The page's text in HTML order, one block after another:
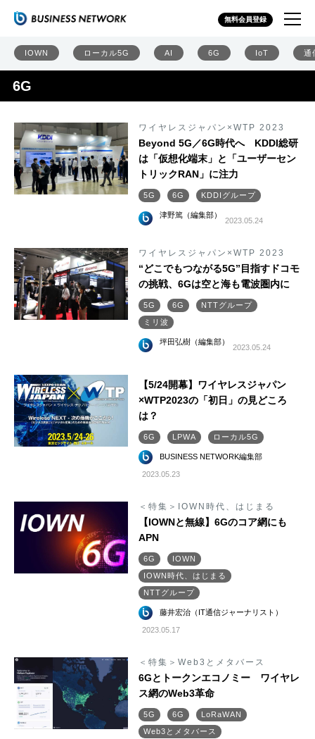
無料会員登録
IOWN ローカル5G AI 6G IoT 通
6G
ワイヤレスジャパン×WTP 2023
Beyond 5G／6G時代へ KDDI総研
は「仮想化端末」と「ユーザーセン
トリックRAN」に注力
5G 6G KDDIグループ
津野篤（編集部）
2023.05.24
ワイヤレスジャパン×WTP 2023
“どこでもつながる5G”目指すドコモ
の挑戦、6Gは空と海も電波圏内に
5G 6G
NTTグループ
ミリ波
坪田弘樹（編集部）
2023.05.24
【5/24開幕】ワイヤレスジャパン
×WTP2023の「初日」の見どころ
は？
6G LPWA ローカル5G
BUSINESS NETWORK編集部
2023.05.23
＜特集＞IOWN時代、はじまる
【IOWNと無線】6Gのコア網にも
APN
6G
IOWN
IOWN時代、はじまる
NTTグループ
藤井宏治（IT通信ジャーナリスト）
2023.05.17
＜特集＞Web3とメタバース
6Gとトークンエコノミー ワイヤレ
ス網のWeb3革命
5G 6G
LoRaWAN
Web3とメタバース